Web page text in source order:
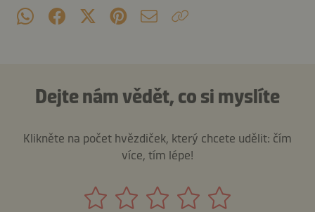
Dejte nám vědět, co si myslíte
Klikněte na počet hvězdiček, který chcete udělit: čím
více, tím lépe!